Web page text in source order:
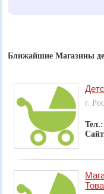
Ближайшие Магазины
г.